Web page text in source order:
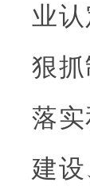
业
狠
落
建